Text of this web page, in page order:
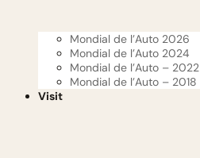
Mondial de l’Auto 2026
Mondial de l’Auto 2024
Mondial de l’Auto – 2022
Mondial de l’Auto – 2018
Visit